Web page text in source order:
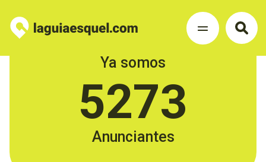
Ya somos
5273
Anunciantes